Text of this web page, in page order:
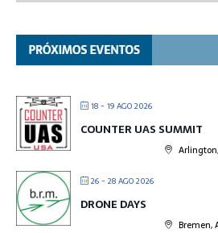
18 - 19 AGO 2026
COUNTER UAS SUMMIT
26 - 28 AGO 2026
DRONE DAYS
Bremen,